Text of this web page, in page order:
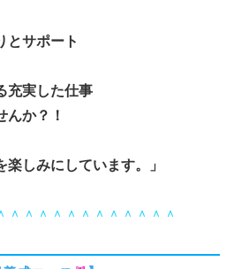
とサポート
充実した仕事
んか？！
しみにしています。」
＾＾＾＾＾＾＾＾＾＾＾＾